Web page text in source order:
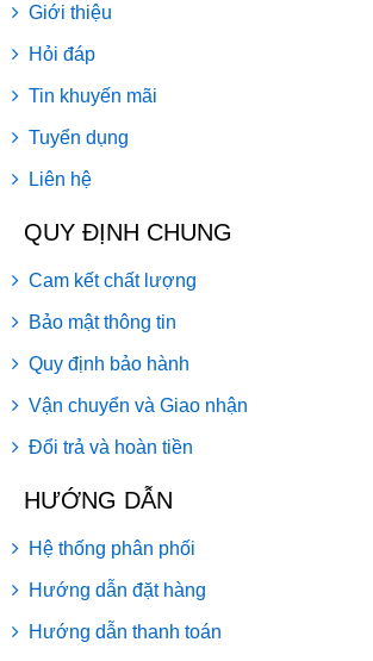
Giới thiệu
Hỏi đáp
Tin khuyến mãi
Tuyển dụng
Liên hệ
QUY ĐỊNH CHUNG
Cam kết chất lượng
Bảo mật thông tin
Quy định bảo hành
Vận chuyển và Giao nhận
Đổi trả và hoàn tiền
HƯỚNG DẪN
Hệ thống phân phối
Hướng dẫn đặt hàng
Hướng dẫn thanh toán